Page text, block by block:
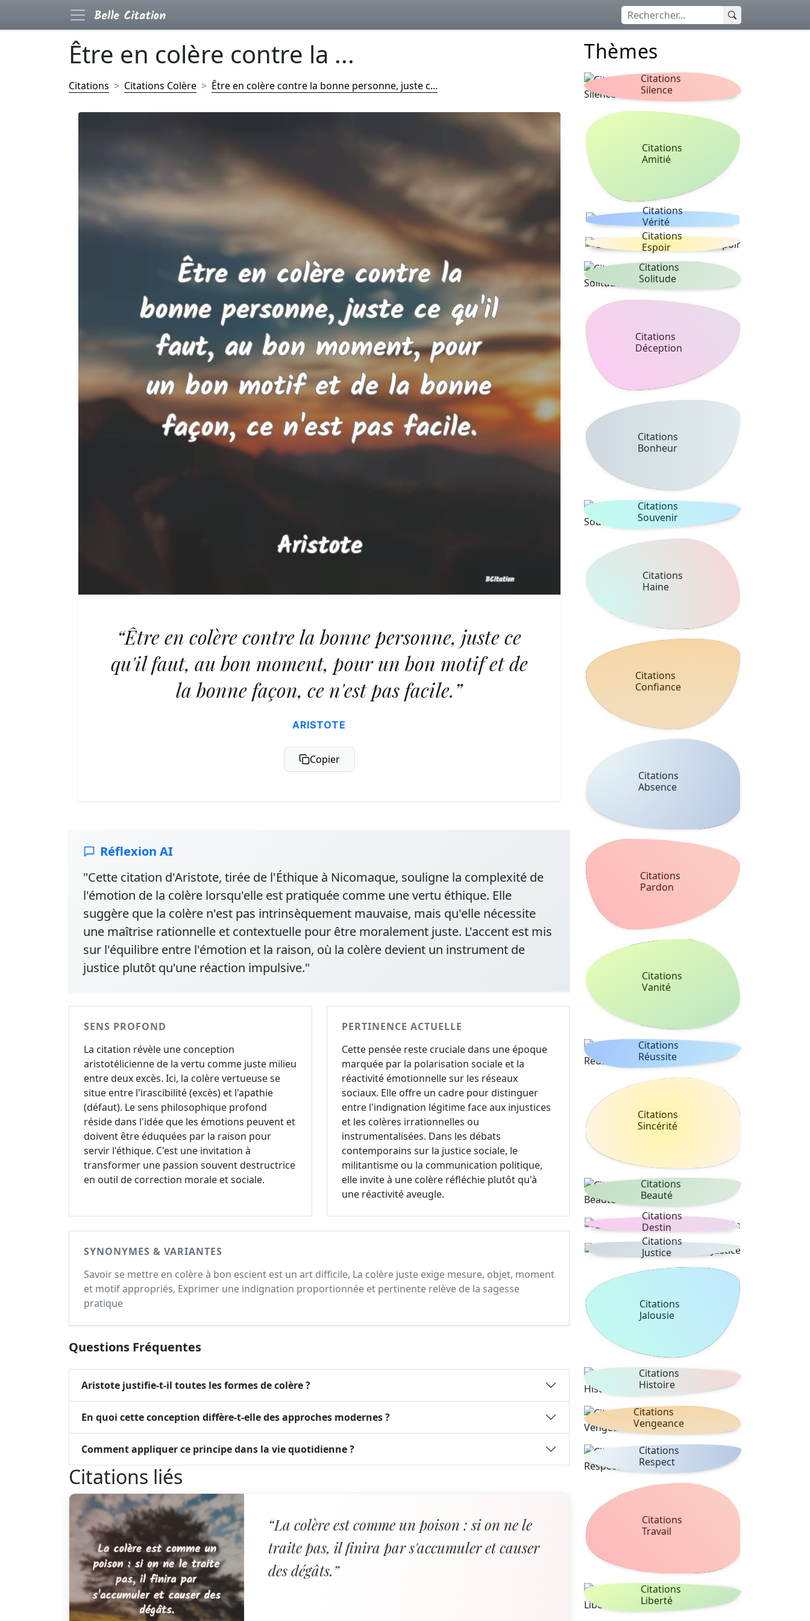
Être en colère contre la ...
Citations Citations Colère Être en colère contre la bonne personne, juste c...
“Être en colère contre la bonne personne, juste ce
qu'il faut, au bon moment, pour un bon motif et de
la bonne façon, ce n'est pas facile.”
ARISTOTE
Copier
Réflexion AI
"Cette citation d'Aristote, tirée de l'Éthique à Nicomaque, souligne la complexité de
l'émotion de la colère lorsqu'elle est pratiquée comme une vertu éthique. Elle
suggère que la colère n'est pas intrinsèquement mauvaise, mais qu'elle nécessite
une maîtrise rationnelle et contextuelle pour être moralement juste. L'accent est mis
sur l'équilibre entre l'émotion et la raison, où la colère devient un instrument de
justice plutôt qu'une réaction impulsive."
SENS PROFOND
La citation révèle une conception
aristotélicienne de la vertu comme juste milieu
entre deux excès. Ici, la colère vertueuse se
situe entre l'irascibilité (excès) et l'apathie
(défaut). Le sens philosophique profond
réside dans l'idée que les émotions peuvent et
doivent être éduquées par la raison pour
servir l'éthique. C'est une invitation à
transformer une passion souvent destructrice
en outil de correction morale et sociale.
PERTINENCE ACTUELLE
Cette pensée reste cruciale dans une époque
marquée par la polarisation sociale et la
réactivité émotionnelle sur les réseaux
sociaux. Elle offre un cadre pour distinguer
entre l'indignation légitime face aux injustices
et les colères irrationnelles ou
instrumentalisées. Dans les débats
contemporains sur la justice sociale, le
militantisme ou la communication politique,
elle invite à une colère réfléchie plutôt qu'à
une réactivité aveugle.
SYNONYMES & VARIANTES
Savoir se mettre en colère à bon escient est un art difficile, La colère juste exige mesure, objet, moment
et motif appropriés, Exprimer une indignation proportionnée et pertinente relève de la sagesse
pratique
Questions Fréquentes
Aristote justifie-t-il toutes les formes de colère ?
En quoi cette conception diffère-t-elle des approches modernes ?
Comment appliquer ce principe dans la vie quotidienne ?
Citations liés
“La colère est comme un poison : si on ne le
traite pas, il finira par s'accumuler et causer
des dégâts.”
Thèmes
Citations
Silence
Citations
Amitié
Citations
Vérité
Citations
Espoir
Citations
Solitude
Citations
Déception
Citations
Bonheur
Citations
Souvenir
Citations
Haine
Citations
Confiance
Citations
Absence
Citations
Pardon
Citations
Vanité
Citations
Réussite
Citations
Sincérité
Citations
Beauté
Citations
Destin
Citations
Justice
Citations
Jalousie
Citations
Histoire
Citations
Vengeance
Citations
Respect
Citations
Travail
Citations
Liberté